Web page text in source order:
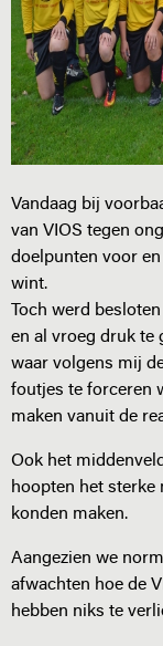
Vandaag bij
van VIOS tegen
doelpunten voor
wint.
Toch werd
en al vroeg druk te
waar volgens mij
foutjes te forceren
maken vanuit de
Ook het
hoopten het sterke
konden maken.
Aangezien we
afwachten hoe de
hebben niks te